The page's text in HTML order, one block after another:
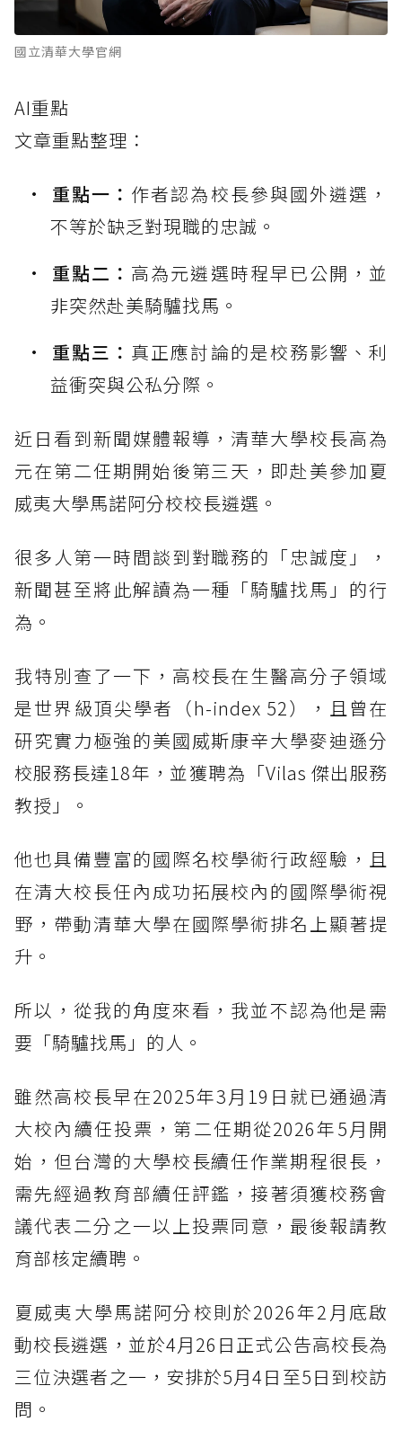
國立清華大學官網
AI重點
文章重點整理：
重點一： 作者認為校長參與國外遴選，
不等於缺乏對現職的忠誠。
重點二： 高為元遴選時程早已公開，並
非突然赴美騎驢找馬。
重點三： 真正應討論的是校務影響、利
益衝突與公私分際。
近日看到新聞媒體報導，清華大學校長高為
元在第二任期開始後第三天，即赴美參加夏
威夷大學馬諾阿分校校長遴選。
很多人第一時間談到對職務的「忠誠度」，
新聞甚至將此解讀為一種「騎驢找馬」的行
為。
我特別查了一下，高校長在生醫高分子領域
是世界級頂尖學者（h-index 52），且曾在
研究實力極強的美國威斯康辛大學麥迪遜分
校服務長達18年，並獲聘為「Vilas 傑出服務
教授」。
他也具備豐富的國際名校學術行政經驗，且
在清大校長任內成功拓展校內的國際學術視
野，帶動清華大學在國際學術排名上顯著提
升。
所以，從我的角度來看，我並不認為他是需
要「騎驢找馬」的人。
雖然高校長早在2025年3月19日就已通過清
大校內續任投票，第二任期從2026年5月開
始，但台灣的大學校長續任作業期程很長，
需先經過教育部續任評鑑，接著須獲校務會
議代表二分之一以上投票同意，最後報請教
育部核定續聘。
夏威夷大學馬諾阿分校則於2026年2月底啟
動校長遴選，並於4月26日正式公告高校長為
三位決選者之一，安排於5月4日至5日到校訪
問。